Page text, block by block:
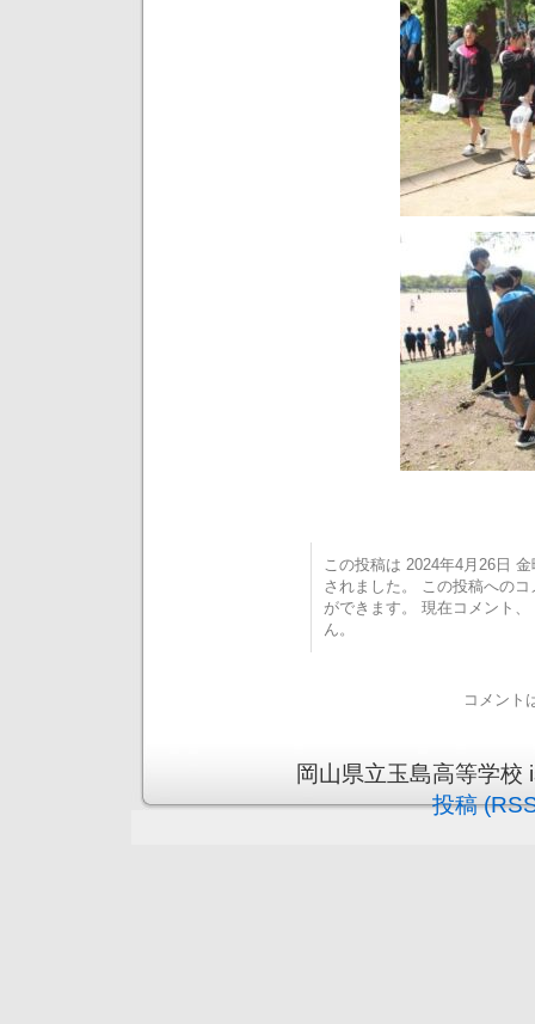
この投稿は 2024年4月26日
されました。 この投稿への
ができます。 現在コメント
ん。
コメント
岡山県立玉島高等学
投稿